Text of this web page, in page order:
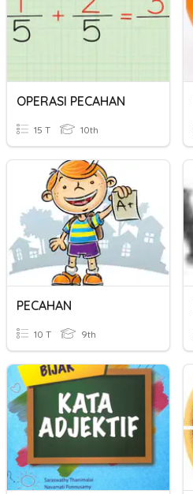
OPERASI PECAHAN
15 T 10th
PECAHAN
10 T 9th